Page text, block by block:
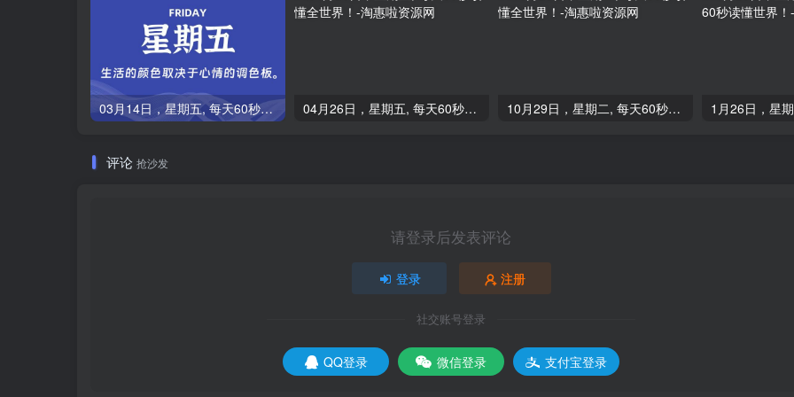
03月14日，星期五, 每天60秒读懂全世界！ 04月26日，星期五, 每天60秒读懂全世界！ 10月29日，星期二, 每天60秒读懂全世界！
评论 抢沙发
请登录后发表评论
登录 注册
社交账号登录
QQ登录 微信登录 支付宝登录